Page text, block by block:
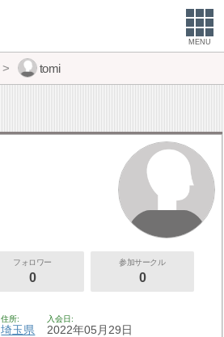
MENU
tomi
フォロワー
0
参加サークル
0
住所
埼玉県
入会日
2022年05月29日